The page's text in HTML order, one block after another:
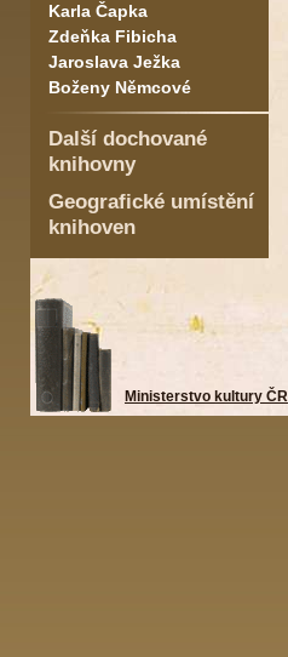
Karla Čapka
Zdeňka Fibicha
Jaroslava Ježka
Boženy Němcové
Další dochované
knihovny
Geografické umístění
knihoven
Ministerstvo kultury ČR